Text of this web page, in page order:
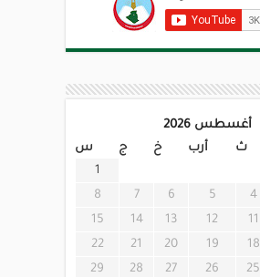
أغسطس 2026
ث أرب خ ج
س
1
4
5
6
7
8
11
12
13
14
15
18
19
20
21
22
25
26
27
28
29